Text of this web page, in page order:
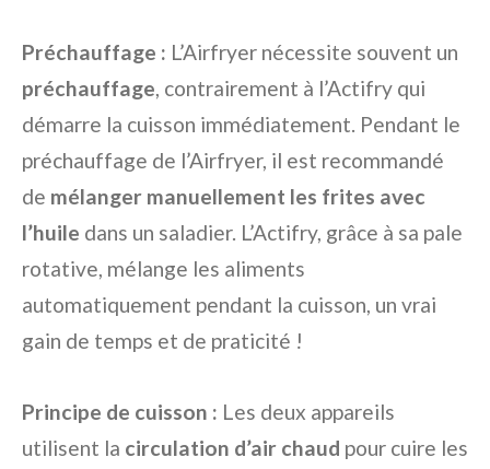
Préchauffage : L’Airfryer nécessite souvent un
préchauffage , contrairement à l’Actifry qui
démarre la cuisson immédiatement. Pendant le
préchauffage de l’Airfryer, il est recommandé
de mélanger manuellement les frites avec
l’huile dans un saladier. L’Actifry, grâce à sa pale
rotative, mélange les aliments
automatiquement pendant la cuisson, un vrai
gain de temps et de praticité !
Principe de cuisson : Les deux appareils
utilisent la circulation d’air chaud pour cuire les